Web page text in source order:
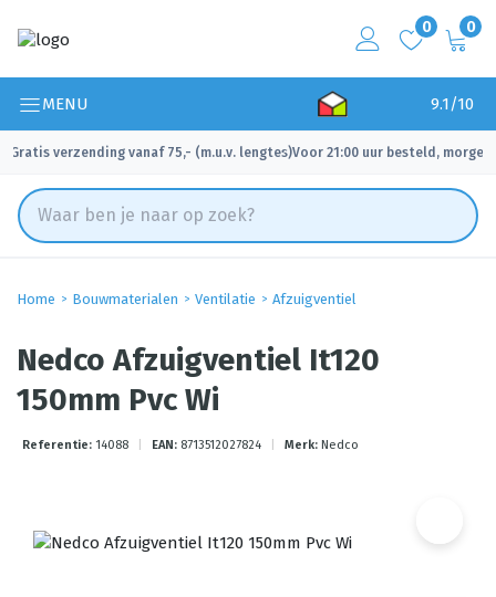
0 0
MENU 9.1/10
Gratis verzending vanaf 75,- (m.u.v. lengtes)
✓ Voor 21:00 uur besteld, morgen
Home Bouwmaterialen Ventilatie Afzuigventiel
Nedco Afzuigventiel It120
150mm Pvc Wi
Referentie: 14088 EAN: 8713512027824 Merk: Nedco